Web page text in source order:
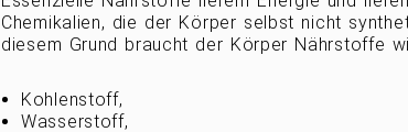
Chemikalien, die der Körper selbst nicht
diesem Grund braucht der Körper Nährstoffe
Kohlenstoff,
Wasserstoff,